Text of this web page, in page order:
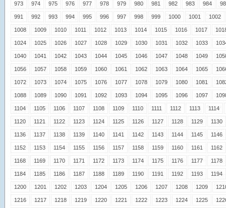
973 974 975 976 977 978 979 980 981 982 983 984
991 992 993 994 995 996 997 998 999 1000 1001 1002
1008 1009 1010 1011 1012 1013 1014 1015 1016 1017
1024 1025 1026 1027 1028 1029 1030 1031 1032 1033
1040 1041 1042 1043 1044 1045 1046 1047 1048 1049
1056 1057 1058 1059 1060 1061 1062 1063 1064 1065
1072 1073 1074 1075 1076 1077 1078 1079 1080 1081
1088 1089 1090 1091 1092 1093 1094 1095 1096 1097
1104 1105 1106 1107 1108 1109 1110 1111 1112 1113 1114
1120 1121 1122 1123 1124 1125 1126 1127 1128 1129 1130
1136 1137 1138 1139 1140 1141 1142 1143 1144 1145 1146
1152 1153 1154 1155 1156 1157 1158 1159 1160 1161 1162
1168 1169 1170 1171 1172 1173 1174 1175 1176 1177 1178
1184 1185 1186 1187 1188 1189 1190 1191 1192 1193 1194
1200 1201 1202 1203 1204 1205 1206 1207 1208 1209
1216 1217 1218 1219 1220 1221 1222 1223 1224 1225